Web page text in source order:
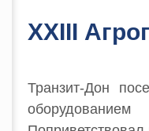
XXIII
Транзит-Дон